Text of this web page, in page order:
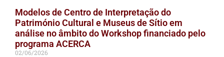
Modelos de Centro de Interpretação do
Património Cultural e Museus de Sítio em
análise no âmbito do Workshop financiado pelo
programa ACERCA
02/06/2026